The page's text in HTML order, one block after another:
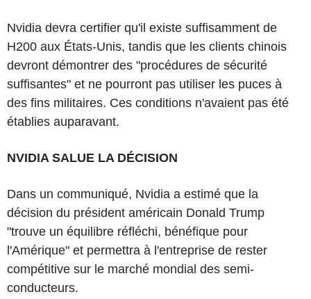
Nvidia devra certifier qu'il existe suffisamment de
H200 aux États-Unis, tandis que les clients chinois
devront démontrer des "procédures de sécurité
suffisantes" et ne pourront pas utiliser les puces à
des fins militaires. Ces conditions n'avaient pas été
établies auparavant.
NVIDIA SALUE LA DÉCISION
Dans un communiqué, Nvidia a estimé que la
décision du président américain Donald Trump
"trouve un équilibre réfléchi, bénéfique pour
l'Amérique" et permettra à l'entreprise de rester
compétitive sur le marché mondial des semi-
conducteurs.